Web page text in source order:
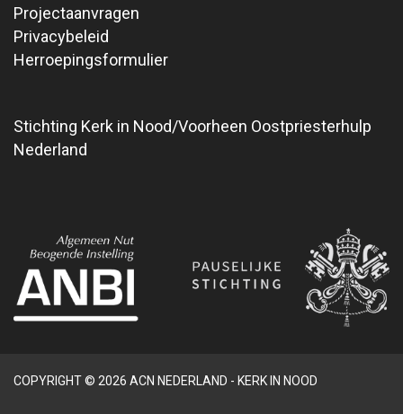
Projectaanvragen
Privacybeleid
Herroepingsformulier
Stichting Kerk in Nood/Voorheen Oostpriesterhulp
Nederland
COPYRIGHT © 2026 ACN NEDERLAND - KERK IN NOOD